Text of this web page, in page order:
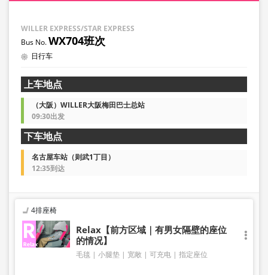
WILLER EXPRESS/STAR EXPRESS
WX704班次
日行车
上车地点
（大阪）WILLER大阪梅田巴士总站
09:30出发
下车地点
名古屋车站（则武1丁目）
12:35到达
4排座椅
Relax【前方区域｜有男女隔壁的座位
的情况】
毛毯 小腿垫 宽敞 可充电 指定座位